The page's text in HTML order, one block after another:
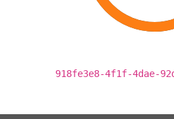
918fe3e8-4f1f-4dae-